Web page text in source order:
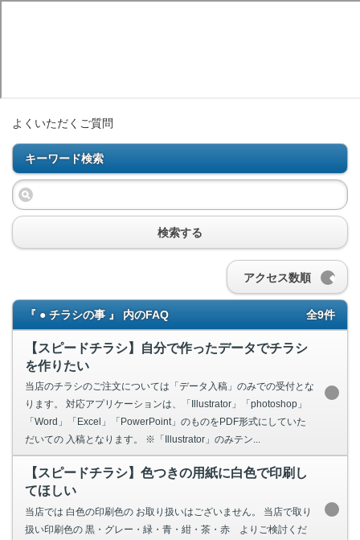
よくいただくご質問
キーワード検索
検索する
アクセス数順
『 ● チラシの事 』 内のFAQ 全9件
【スピードチラシ】自分で作ったデータでチラシ
を作りたい
当店のチラシのご注文については「データ入稿」のみでの受付とな
ります。 対応アプリケーションは、「Illustrator」「photoshop」
「Word」「Excel」「PowerPoint」のものをPDF形式にしていた
だいての 入稿となります。 ※「Illustrator」のみテン...
【スピードチラシ】色つきの用紙に白色で印刷し
てほしい
当店では 白色の印刷色の お取り扱いはございません。 当店で取り
扱い印刷色の 黒・グレー・緑・青・紺・茶・赤 よりご検討くだ